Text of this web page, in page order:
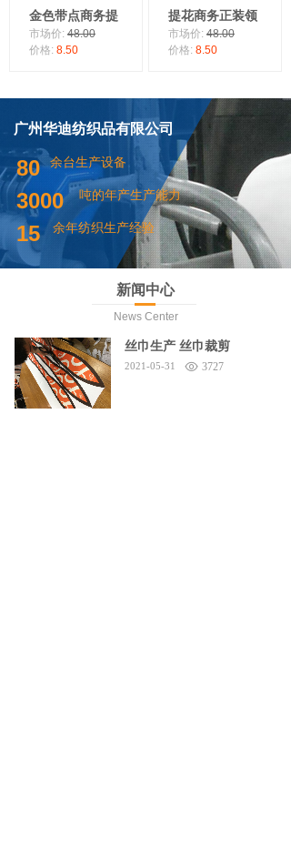
金色带点商务提
市场价: 48.00
价格: 8.50
提花商务正装领
市场价: 48.00
价格: 8.50
3000
15
余年纺织生产经验
吨的年产生产能力
余台生产设备
80
广州华迪纺织品有限公司
新闻中心
News Center
丝巾生产 丝巾裁剪
2021-05-31 3727